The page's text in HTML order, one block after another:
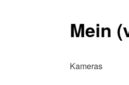
Mein
Kameras